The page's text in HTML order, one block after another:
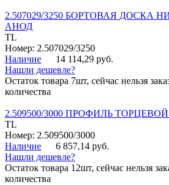
2.507029/3250 БОРТОВАЯ ДОСКА
АНОД
TL
Номер: 2.507029/3250
Наличие
14 114,29 руб.
Нашли дешевле?
Остаток товара 7шт, сейчас нельзя
количества
2.509500/3000 ПРОФИЛЬ
TL
Номер: 2.509500/3000
Наличие
6 857,14 руб.
Нашли дешевле?
Остаток товара 12шт, сейчас нельзя
количества